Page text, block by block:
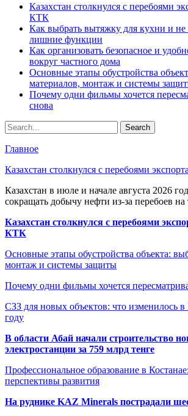
Казахстан столкнулся с перебоями
КТК
Как выбрать вытяжку для кухни и не
лишние функции
Как организовать безопасное и
вокруг частного дома
Основные этапы обустройства
материалов, монтаж и системы
Почему одни фильмы хочется
снова
Главное
Казахстан столкнулся с перебоями
Казахстан в июле и начале августа 2026
сокращать добычу нефти из-за перебоев
Казахстан столкнулся с перебоями
КТК
Основные этапы обустройства объекта:
монтаж и системы защиты
Почему одни фильмы хочется
СЗЗ для новых объектов: что изменилось в
году
В области Абай начали строительство
электростанции за 759 млрд тенге
Профессиональное образование в
перспективы развития
На руднике KAZ Minerals пострадали